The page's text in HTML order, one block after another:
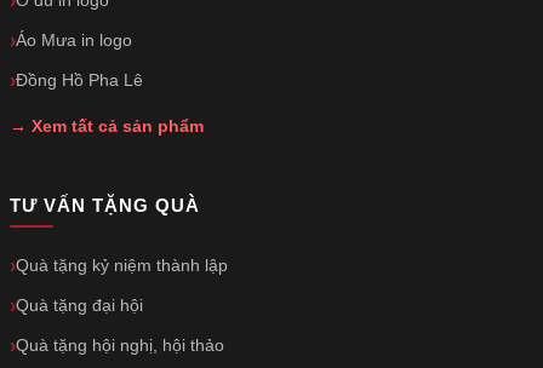
Áo Mưa in logo
Đồng Hồ Pha Lê
→ Xem tất cả sản phẩm
TƯ VẤN TẶNG QUÀ
Quà tặng kỷ niệm thành lập
Quà tặng đại hội
Quà tặng hội nghị, hội thảo